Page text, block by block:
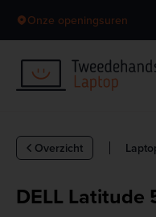
Onze openingsuren
Overzicht
DELL Latitude